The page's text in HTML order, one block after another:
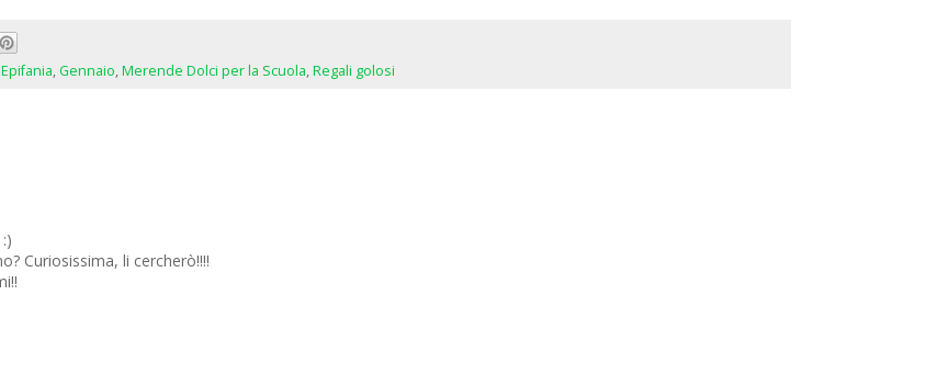
Epifania,Gennaio,Merende Dolci per la Scuola,Regali golosi
Curiosissima, li cercherò!!!!